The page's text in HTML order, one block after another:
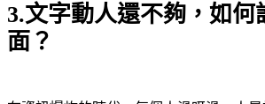
3.文字動人還不夠，如何
面？